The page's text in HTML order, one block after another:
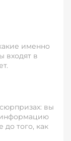
именно
входят в
вы
того, как